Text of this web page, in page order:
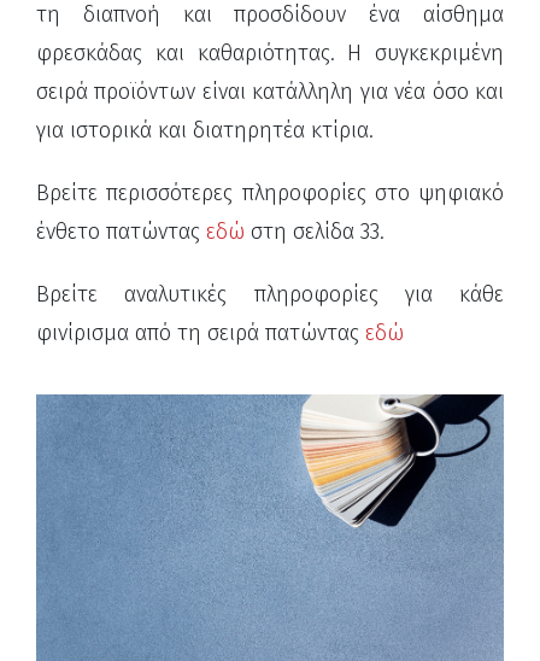
τη διαπνοή και προσδίδουν ένα αίσθημα
φρεσκάδας και καθαριότητας. Η συγκεκριμένη
σειρά προϊόντων είναι κατάλληλη για νέα όσο και
για ιστορικά και διατηρητέα κτίρια.
Βρείτε περισσότερες πληροφορίες στο ψηφιακό
ένθετο πατώντας εδώ στη σελίδα 33.
Βρείτε αναλυτικές πληροφορίες για κάθε
φινίρισμα από τη σειρά πατώντας εδώ